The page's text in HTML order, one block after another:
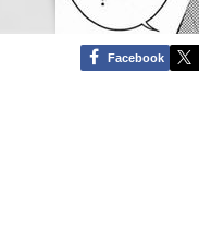
Facebook